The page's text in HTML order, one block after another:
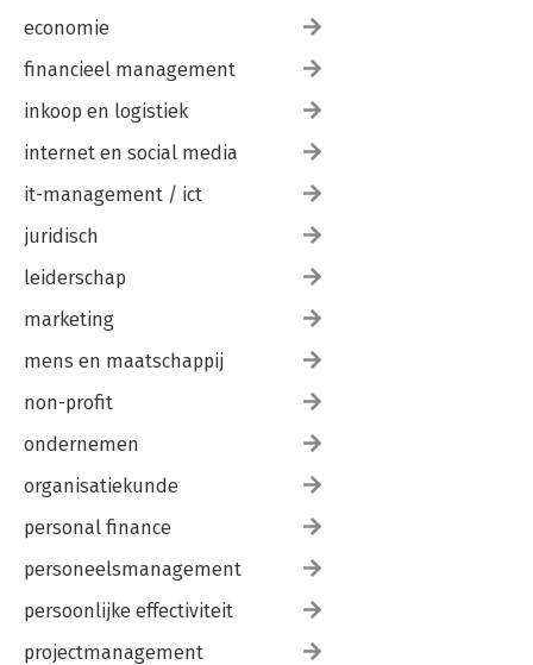
economie
financieel management
inkoop en logistiek
internet en social media
it-management / ict
juridisch
leiderschap
marketing
mens en maatschappij
non-profit
ondernemen
organisatiekunde
personal finance
personeelsmanagement
persoonlijke effectiviteit
projectmanagement